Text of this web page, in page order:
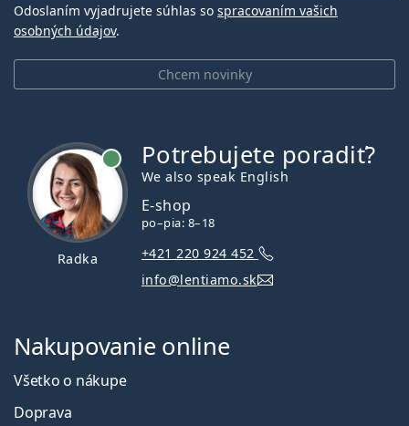
Chcem novinky
Odoslaním vyjadrujete súhlas so spracovaním vašich
osobných údajov.
Radka
Potrebujete poradiť?
We also speak English
E-shop
po–pia: 8–18
+421 220 924 452
info@lentiamo.sk
Nakupovanie online
Všetko o nákupe
Doprava